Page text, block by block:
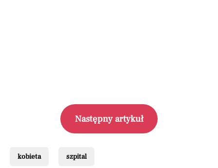
Następny artykuł
kobieta szpital